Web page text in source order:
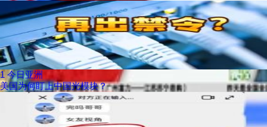
1 今日亚洲
美国为何盯上中国光模块？